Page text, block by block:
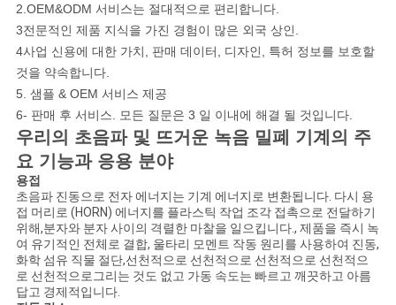
2.OEM&ODM 서비스는 절대적으로 편리합니다.
3전문적인 제품 지식을 가진 경험이 많은 외국 상인.
4사업 신용에 대한 가치, 판매 데이터, 디자인, 특허 정보를 보호할
것을 약속합니다.
5. 샘플 & OEM 서비스 제공
6- 판매 후 서비스. 모든 질문은 3 일 이내에 해결 될 것입니다.
우리의 초음파 및 뜨거운 녹음 밀폐 기계의 주
요 기능과 응용 분야
용접
초음파 진동으로 전자 에너지는 기계 에너지로 변환됩니다. 다시 용
접 머리로 (HORN) 에너지를 플라스틱 작업 조각 접촉으로 전달하기
위해,분자와 분자 사이의 격렬한 마찰을 일으킵니다., 제품을 즉시 녹
여 유기적인 전체로 결합, 울타리 모멘트 작동 원리를 사용하여 진동,
화학 섬유 직물 절단,선천적으로 선천적으로 선천적으로 선천적으
로 선천적으로그리는 것도 없고 가동 속도는 빠르고 깨끗하고 아름
답고 경제적입니다.